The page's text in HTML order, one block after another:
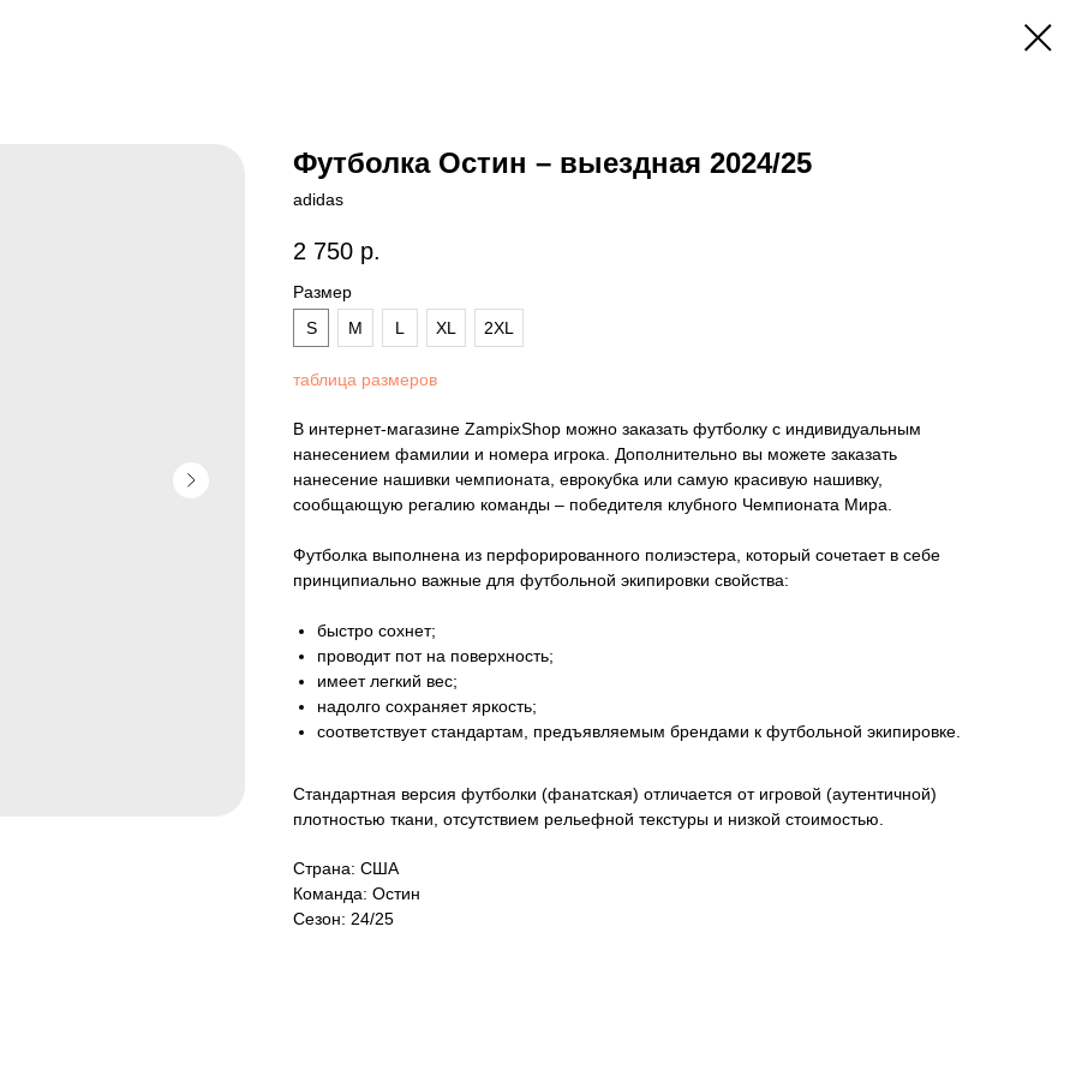
Футболка Остин – выездная 2024/25
adidas
2 750 р.
Размер
S
M L XL 2XL
таблица размеров
В интернет-магазине ZampixShop можно заказать футболку с индивидуальным
нанесением фамилии и номера игрока. Дополнительно вы можете заказать
нанесение нашивки чемпионата, еврокубка или самую красивую нашивку,
сообщающую регалию команды – победителя клубного Чемпионата Мира.
Футболка выполнена из перфорированного полиэстера, который сочетает в себе
принципиально важные для футбольной экипировки свойства:
быстро сохнет;
проводит пот на поверхность;
имеет легкий вес;
надолго сохраняет яркость;
соответствует стандартам, предъявляемым брендами к футбольной экипировке.
Стандартная версия футболки (фанатская) отличается от игровой (аутентичной)
плотностью ткани, отсутствием рельефной текстуры и низкой стоимостью.
Страна: США
Команда: Остин
Сезон: 24/25